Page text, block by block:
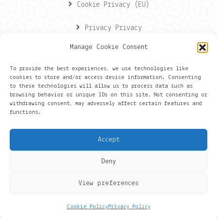
Manage Cookie Consent
To provide the best experiences, we use technologies like
cookies to store and/or access device information. Consenting
to these technologies will allow us to process data such as
browsing behavior or unique IDs on this site. Not consenting or
withdrawing consent, may adversely affect certain features and
functions.
Accept
Deny
View preferences
Cookie PolicyPrivacy Policy
Cookie Privacy (EU)
Privacy Privacy
Onze gegevens
hans@things.io